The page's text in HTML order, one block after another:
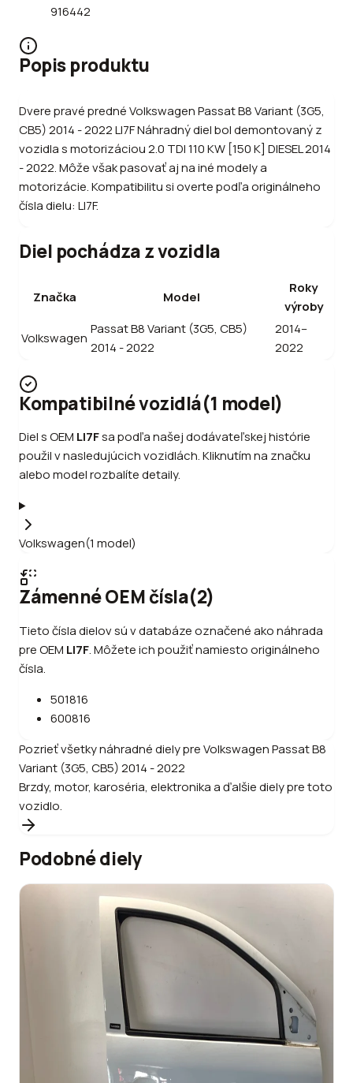
916442
Popis produktu
Dvere pravé predné Volkswagen Passat B8 Variant (3G5,
CB5) 2014 - 2022 LI7F Náhradný diel bol demontovaný z
vozidla s motorizáciou 2.0 TDI 110 KW [150 K] DIESEL 2014
- 2022. Môže však pasovať aj na iné modely a
motorizácie. Kompatibilitu si overte podľa originálneho
čísla dielu: LI7F.
Diel pochádza z vozidla
Značka Model
Roky
výroby
Volkswagen
Passat B8 Variant (3G5, CB5)
2014 - 2022
2014–
2022
Kompatibilné vozidlá(1 model)
Diel s OEM LI7Fsa podľa našej dodávateľskej histórie
použil v nasledujúcich vozidlách. Kliknutím na značku
alebo model rozbalíte detaily.
Volkswagen(1 model)
Zámenné OEM čísla(2)
Tieto čísla dielov sú v databáze označené ako náhrada
pre OEM LI7F.Môžete ich použiť namiesto originálneho
čísla.
501816
600816
Pozrieť všetky náhradné diely preVolkswagenPassat B8
Variant (3G5, CB5) 2014 - 2022
Brzdy, motor, karoséria, elektronika a ďalšie diely pre toto
vozidlo.
Podobné diely